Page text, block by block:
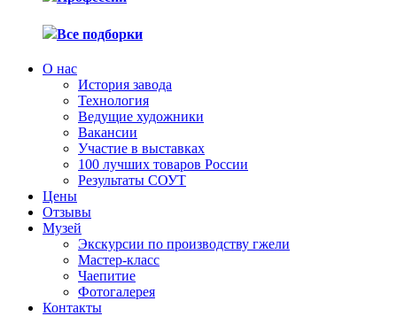
Все подборки
О нас
История завода
Технология
Ведущие художники
Вакансии
Участие в выставках
100 лучших товаров России
Результаты СОУТ
Цены
Отзывы
Музей
Экскурсии по производству гжели
Мастер-класс
Чаепитие
Фотогалерея
Контакты